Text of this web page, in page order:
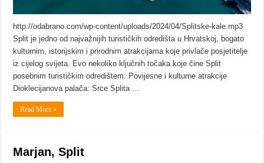
http://odabrano.com/wp-content/uploads/2024/04/Splitske-kale.mp3
Split je jedno od najvažnijih turističkih odredišta u Hrvatskoj, bogato
kulturnim, istorijskim i prirodnim atrakcijama koje privlače posjetitelje
iz cijelog svijeta. Evo nekoliko ključnih točaka koje čine Split
posebnim turističkim odredištem: Povijesne i kulturne atrakcije
Dioklecijanova palača: Srce Splita …
Read More »
Marjan, Split